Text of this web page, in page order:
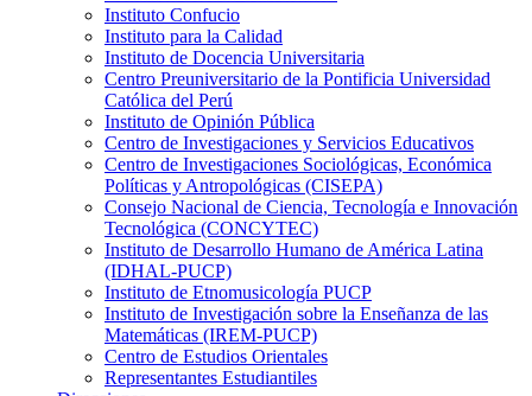
Instituto Confucio
Instituto para la Calidad
Instituto de Docencia Universitaria
Centro Preuniversitario de la Pontificia Universidad
Católica del Perú
Instituto de Opinión Pública
Centro de Investigaciones y Servicios Educativos
Centro de Investigaciones Sociológicas, Económica
Políticas y Antropológicas (CISEPA)
Consejo Nacional de Ciencia, Tecnología e Innovación
Tecnológica (CONCYTEC)
Instituto de Desarrollo Humano de América Latina
(IDHAL-PUCP)
Instituto de Etnomusicología PUCP
Instituto de Investigación sobre la Enseñanza de las
Matemáticas (IREM-PUCP)
Centro de Estudios Orientales
Representantes Estudiantiles